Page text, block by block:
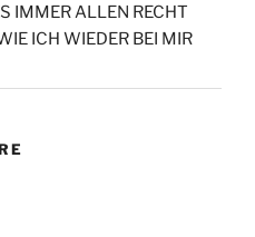
IMMER ALLEN RECHT
ICH WIEDER BEI MIR